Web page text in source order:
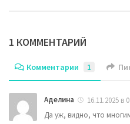
1 КОММЕНТАРИЙ
Комментарии 1
Аделина
16.11.2025 в
Да уж, видно, что